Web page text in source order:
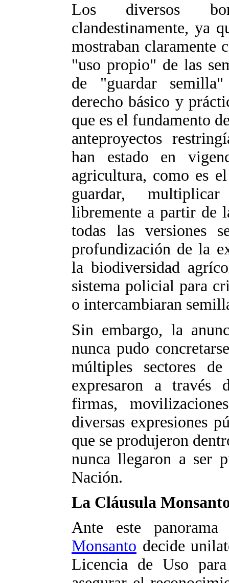
Los diversos
clandestinamente, ya
mostraban claramente
"uso propio" de las
de "guardar
derecho básico y
que es el fundamento
anteproyectos
han estado en
agricultura, como es
guardar,
libremente a partir de
todas las versiones
profundización de la
la biodiversidad
sistema policial para
o intercambiaran
Sin embargo, la
nunca pudo
múltiples sectores
expresaron a través
firmas,
diversas expresiones
que se produjeron
nunca llegaron a ser
Nación.
La Cláusula
Ante este
Monsanto decide
Licencia de Uso